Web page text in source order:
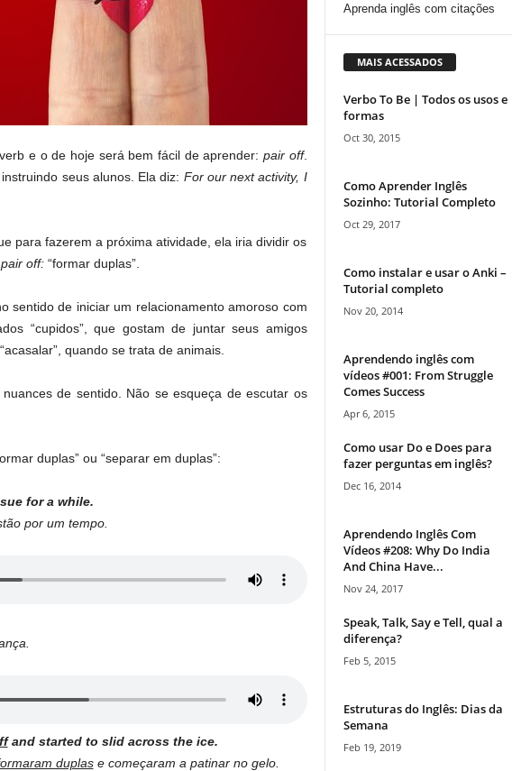
e o de hoje será bem fácil de aprender: pair off.
seus alunos. Ela diz: For our next activity, I
para fazerem a próxima atividade, ela iria dividir os
pair off: “formar duplas”.
sentido de iniciar um relacionamento amoroso com
“cupidos”, que gostam de juntar seus amigos
quando se trata de animais.
de sentido. Não se esqueça de escutar os
duplas” ou “separar em duplas”:
for a while.
por um tempo.
and started to slid across the ice.
duplase começaram a patinar no gelo.
Aprenda inglês com citações
MAIS ACESSADOS
Verbo To Be | Todos os usos e
formas
Oct 30, 2015
Como Aprender Inglês
Sozinho: Tutorial Completo
Oct 29, 2017
Como instalar e usar o Anki –
Tutorial completo
Nov 20, 2014
Aprendendo inglês com
vídeos #001: From Struggle
Comes Success
Apr 6, 2015
Como usar Do e Does para
fazer perguntas em inglês?
Dec 16, 2014
Aprendendo Inglês Com
Vídeos #208: Why Do India
And China Have...
Nov 24, 2017
Speak, Talk, Say e Tell, qual a
diferença?
Feb 5, 2015
Estruturas do Inglês: Dias da
Semana
Feb 19, 2019